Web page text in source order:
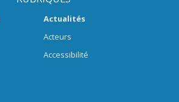
Actualités
Acteurs
Accessibilité